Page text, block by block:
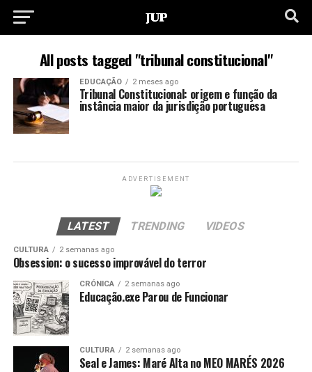
All posts tagged "tribunal constitucional"
EDUCAÇÃO 2 meses ago
Tribunal Constitucional: origem e função da
instância maior da jurisdição portuguesa
ADVERTISEMENT
LATEST TRENDING VIDEOS
CULTURA 2 semanas ago
Obsession: o sucesso improvável do terror
CRÓNICA 2 semanas ago
Educação.exe Parou de Funcionar
CULTURA 2 semanas ago
Seal e James: Maré Alta no MEO MARÉS 2026